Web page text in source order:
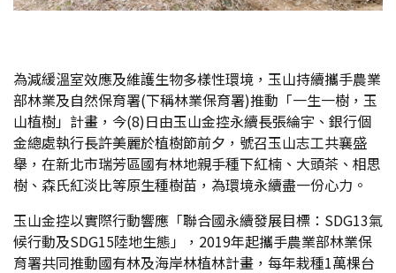
為減緩溫室效應及維護生物多樣性環境，玉山持續攜手農業
部林業及自然保育署(下稱林業保育署)推動「一生一樹，玉
山植樹」計畫，今(8)日由玉山金控永續長張綸宇、銀行個
金總處執行長許美麗於植樹節前夕，號召玉山志工共襄盛
舉，在新北市瑞芳區國有林地親手種下紅楠、大頭茶、相思
樹、森氏紅淡比等原生種樹苗，為環境永續盡一份心力。
玉山金控以實際行動響應「聯合國永續發展目標：SDG13氣
候行動及SDG15陸地生態」，2019年起攜手農業部林業保
育署共同推動國有林及海岸林植林計畫，每年栽種1萬棵台